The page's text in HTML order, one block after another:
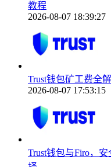
教程
2026-08-07 18:39:27
Trust钱包矿工费全
2026-08-07 17:53:15
Trust钱包与Firo，